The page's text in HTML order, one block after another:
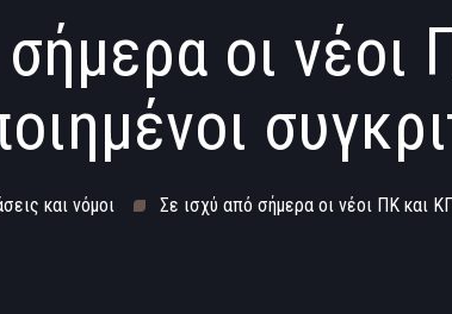
οι νέοι
και νόμοι Σε ισχύ από σήμερα οι νέοι ΠΚ και